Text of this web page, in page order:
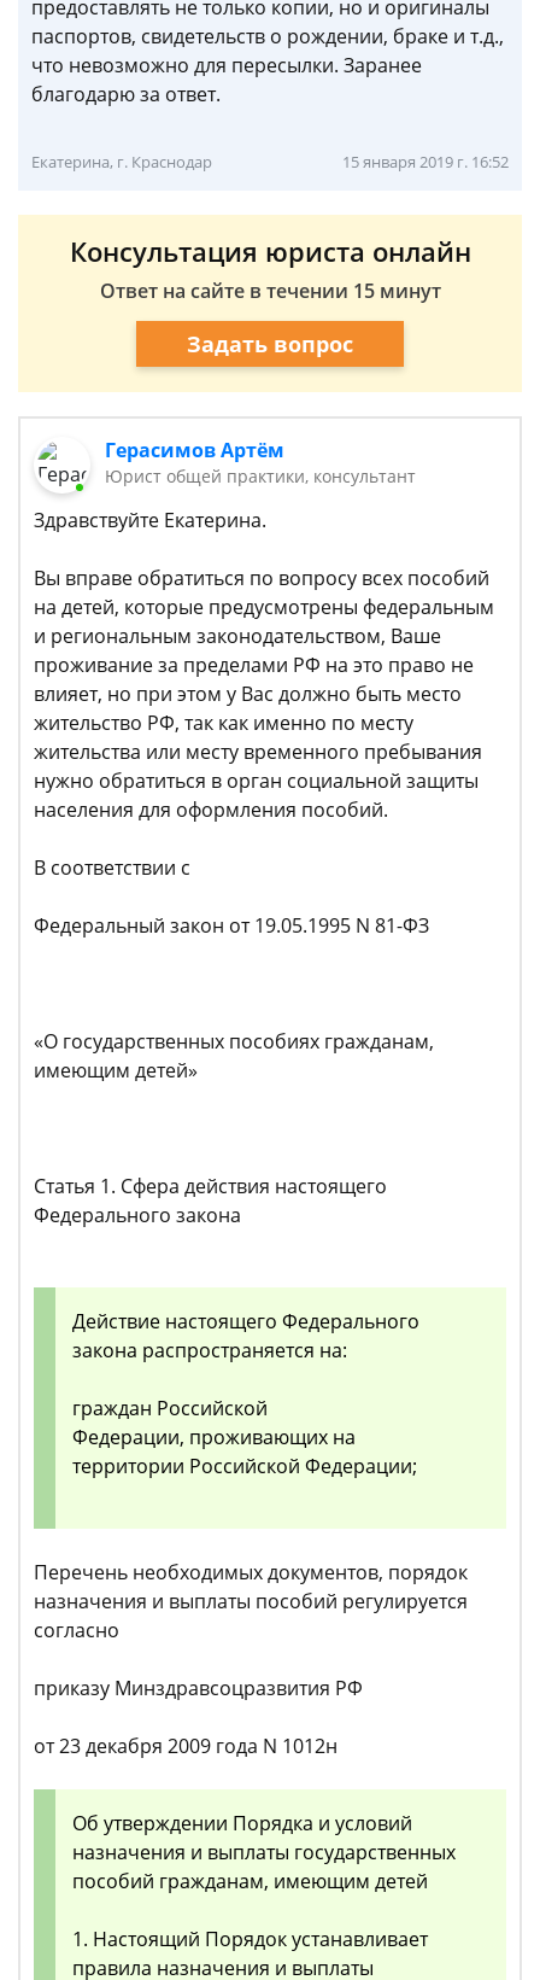
предоставлять не только копии, но и оригиналы
паспортов, свидетельств о рождении, браке и т.д.,
что невозможно для пересылки. Заранее
благодарю за ответ.
Екатерина, г. Краснодар 15 января 2019 г. 16:52
Консультация юриста онлайн
Ответ на сайте в течении 15 минут
Задать вопрос
Герасимов Артём
Юрист общей практики, консультант
Здравствуйте Екатерина.
Вы вправе обратиться по вопросу всех пособий
на детей, которые предусмотрены федеральным
и региональным законодательством, Ваше
проживание за пределами РФ на это право не
влияет, но при этом у Вас должно быть место
жительство РФ, так как именно по месту
жительства или месту временного пребывания
нужно обратиться в орган социальной защиты
населения для оформления пособий.
В соответствии с
Федеральный закон от 19.05.1995 N 81-ФЗ
«О государственных пособиях гражданам,
имеющим детей»
Статья 1. Сфера действия настоящего
Федерального закона
Действие настоящего Федерального
закона распространяется на:
граждан Российской
Федерации, проживающих на
территории Российской Федерации;
Перечень необходимых документов, порядок
назначения и выплаты пособий регулируется
согласно
приказу Минздравсоцразвития РФ
от 23 декабря 2009 года N 1012н
Об утверждении Порядка и условий
назначения и выплаты государственных
пособий гражданам, имеющим детей
1. Настоящий Порядок устанавливает
правила назначения и выплаты